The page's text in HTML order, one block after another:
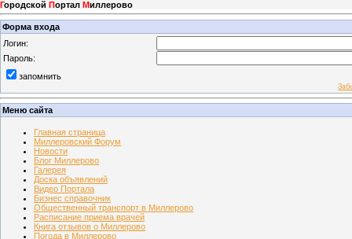
Городской Портал Миллерово
Форма входа
Логин:
Пароль:
запомнить
Меню сайта
Главная страница
Миллеровский Форум
Новости
Блог Миллерово
Галерея
Доска объявлений
Видео Портала
Бизнес справочник
Общественный транспорт в Миллерово
Расписание приема врачей
Книга отзывов о Миллерово
Погода в Миллерово